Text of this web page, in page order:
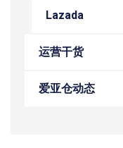
Lazada
运营干货
爱亚仓动态